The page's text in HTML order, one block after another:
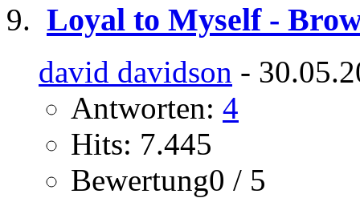
Loyal to Myself -
david davidson -
Antworten: 4
Hits: 7.445
Bewertung0 / 5